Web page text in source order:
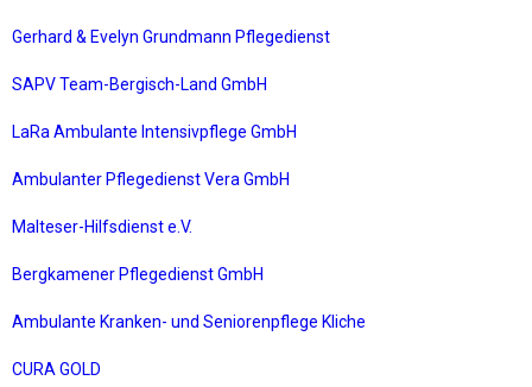
Gerhard & Evelyn Grundmann Pflegedienst
SAPV Team-Bergisch-Land GmbH
LaRa Ambulante Intensivpflege GmbH
Ambulanter Pflegedienst Vera GmbH
Malteser-Hilfsdienst e.V.
Bergkamener Pflegedienst GmbH
Ambulante Kranken- und Seniorenpflege Kliche
CURA GOLD